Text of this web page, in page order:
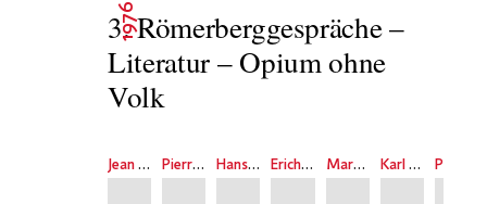
1976
3. Römerberggespräche –
Literatur – Opium ohne
Volk
Jean Améry Pierre Bertaux Hans Magnus Enzensberger Erich Fried Martin Greiffenhagen Karl Krolow